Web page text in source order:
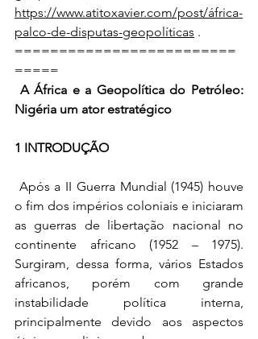
https://www.atitoxavier.com/post/áfrica-
palco-de-disputas-geopolíticas .
=========================
=====
A África e a Geopolítica do Petróleo:
Nigéria um ator estratégico
1 INTRODUÇÃO
o fim dos impérios coloniais e iniciaram
as guerras de libertação nacional no
continente africano (1952 – 1975).
Surgiram, dessa forma, vários Estados
africanos, porém com grande
instabilidade política interna,
principalmente devido aos aspectos